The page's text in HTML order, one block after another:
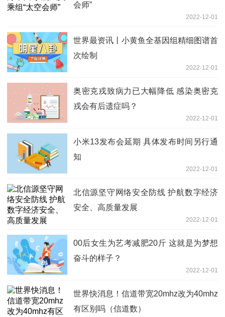
会师”
2022-12-01
世界最资讯丨小黄鱼全基因组精细图谱首
次绘制
2022-12-01
奥密克戎致病力已大幅降低 感染奥密克
戎会有后遗症吗？
2022-12-01
小米13发布会延期 具体发布时间另行通
知
2022-12-01
北信源坚守网络安全防线 护航数字经济
安全、高质量发展
2022-12-01
00后女生为艺考减肥20斤 这就是为梦想
奋斗的样子？
2022-12-01
世界快消息！信道带宽20mhz改为40mhz
有区别吗（信道数）